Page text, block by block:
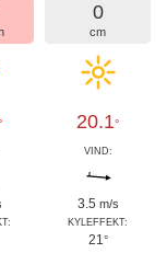
0
cm
20.1°
VIND:
3.5 m/s
KYLEFFEKT:
21°